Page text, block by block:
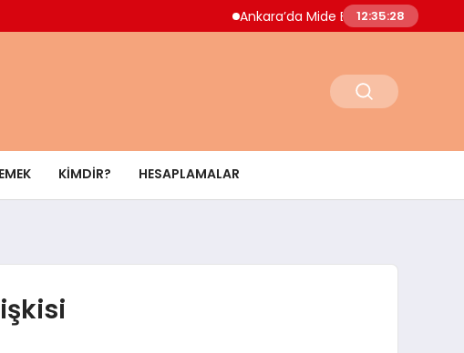
Ankara’da Mide Bulantısı Salgını Paniği
12:35:29
KIMDIR? HESAPLAMALAR